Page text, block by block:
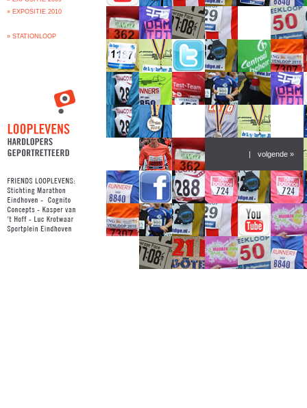
» EXPOSITIE 2010
» STATIONLOOP
| volgende »